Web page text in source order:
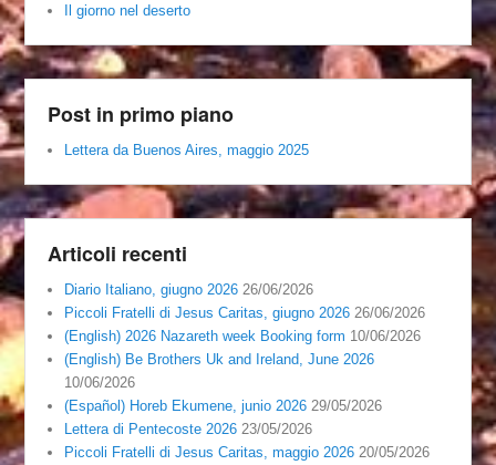
Il giorno nel deserto
Post in primo piano
Lettera da Buenos Aires, maggio 2025
Articoli recenti
Diario Italiano, giugno 2026 26/06/2026
Piccoli Fratelli di Jesus Caritas, giugno 2026 26/06/2026
(English) 2026 Nazareth week Booking form 10/06/2026
(English) Be Brothers Uk and Ireland, June 2026
10/06/2026
(Español) Horeb Ekumene, junio 2026 29/05/2026
Lettera di Pentecoste 2026 23/05/2026
Piccoli Fratelli di Jesus Caritas, maggio 2026 20/05/2026